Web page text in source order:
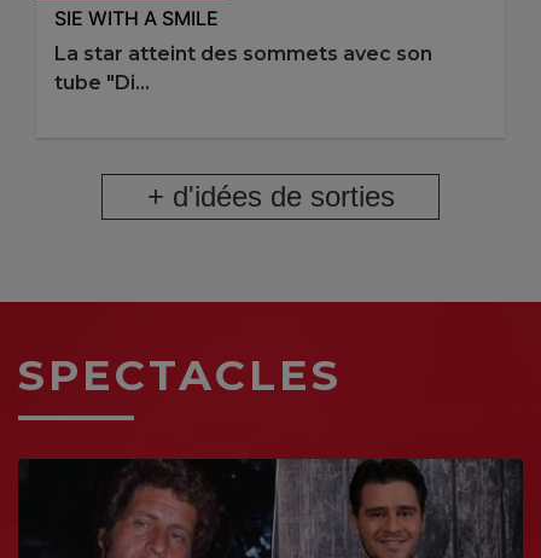
SIE WITH A SMILE
La star atteint des sommets avec son
tube "Di...
+ d'idées de sorties
SPECTACLES